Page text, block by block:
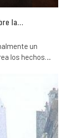
la…
un
los hechos…